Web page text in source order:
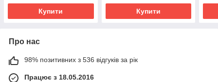
Купити Купити
Про нас
98% позитивних з 536 відгуків за рік
Працює з 18.05.2016